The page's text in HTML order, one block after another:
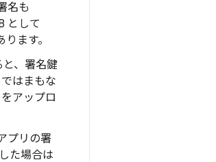
名も
として
ます。
と、署名鍵
はまもな
アップロ
プリの署
た場合は